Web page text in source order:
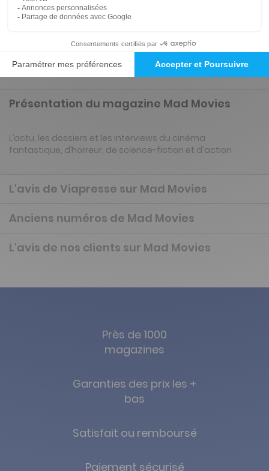
3€24 Tarif Kiosque :
Prix par n° pendant 6 mois, puis 5,20 € par n°
Présentation du magazine Mad Movies
L’actu, les dossiers et les interviews du cinéma
fantastique, d’horreur, de science-fiction et d'action
L'avis de Viapresse sur Mad Movies
Anciens numéros de Mad Movies
L'avis de nos clients sur Mad Movies
Près de 1000
magazines
Garanties des prix les +
bas
Satisfait ou remboursé
Paiement sécurisé